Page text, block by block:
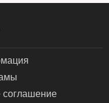
соглашение